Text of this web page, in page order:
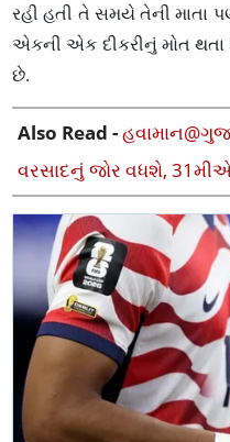
રહી હતી તે સમયે તેની માતા
એકની એક દીકરીનું મોત થતા
છે.
Also Read -
વરસાદનું જોર વધશે,